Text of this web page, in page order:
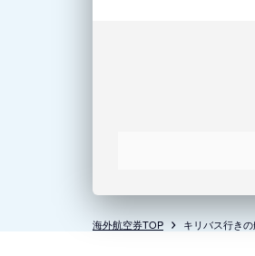
海外航空券TOP キリバス行き